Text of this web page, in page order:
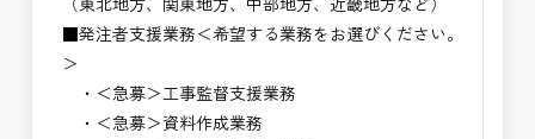
■発注者支援業務＜希望する業務をお選びください。
＞
・＜急募＞工事監督支援業務
・＜急募＞資料作成業務